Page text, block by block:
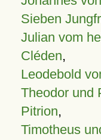
Sieben
Julian vom
Cléden,
Leodebold
Theodor und
Pitrion,
Timotheus